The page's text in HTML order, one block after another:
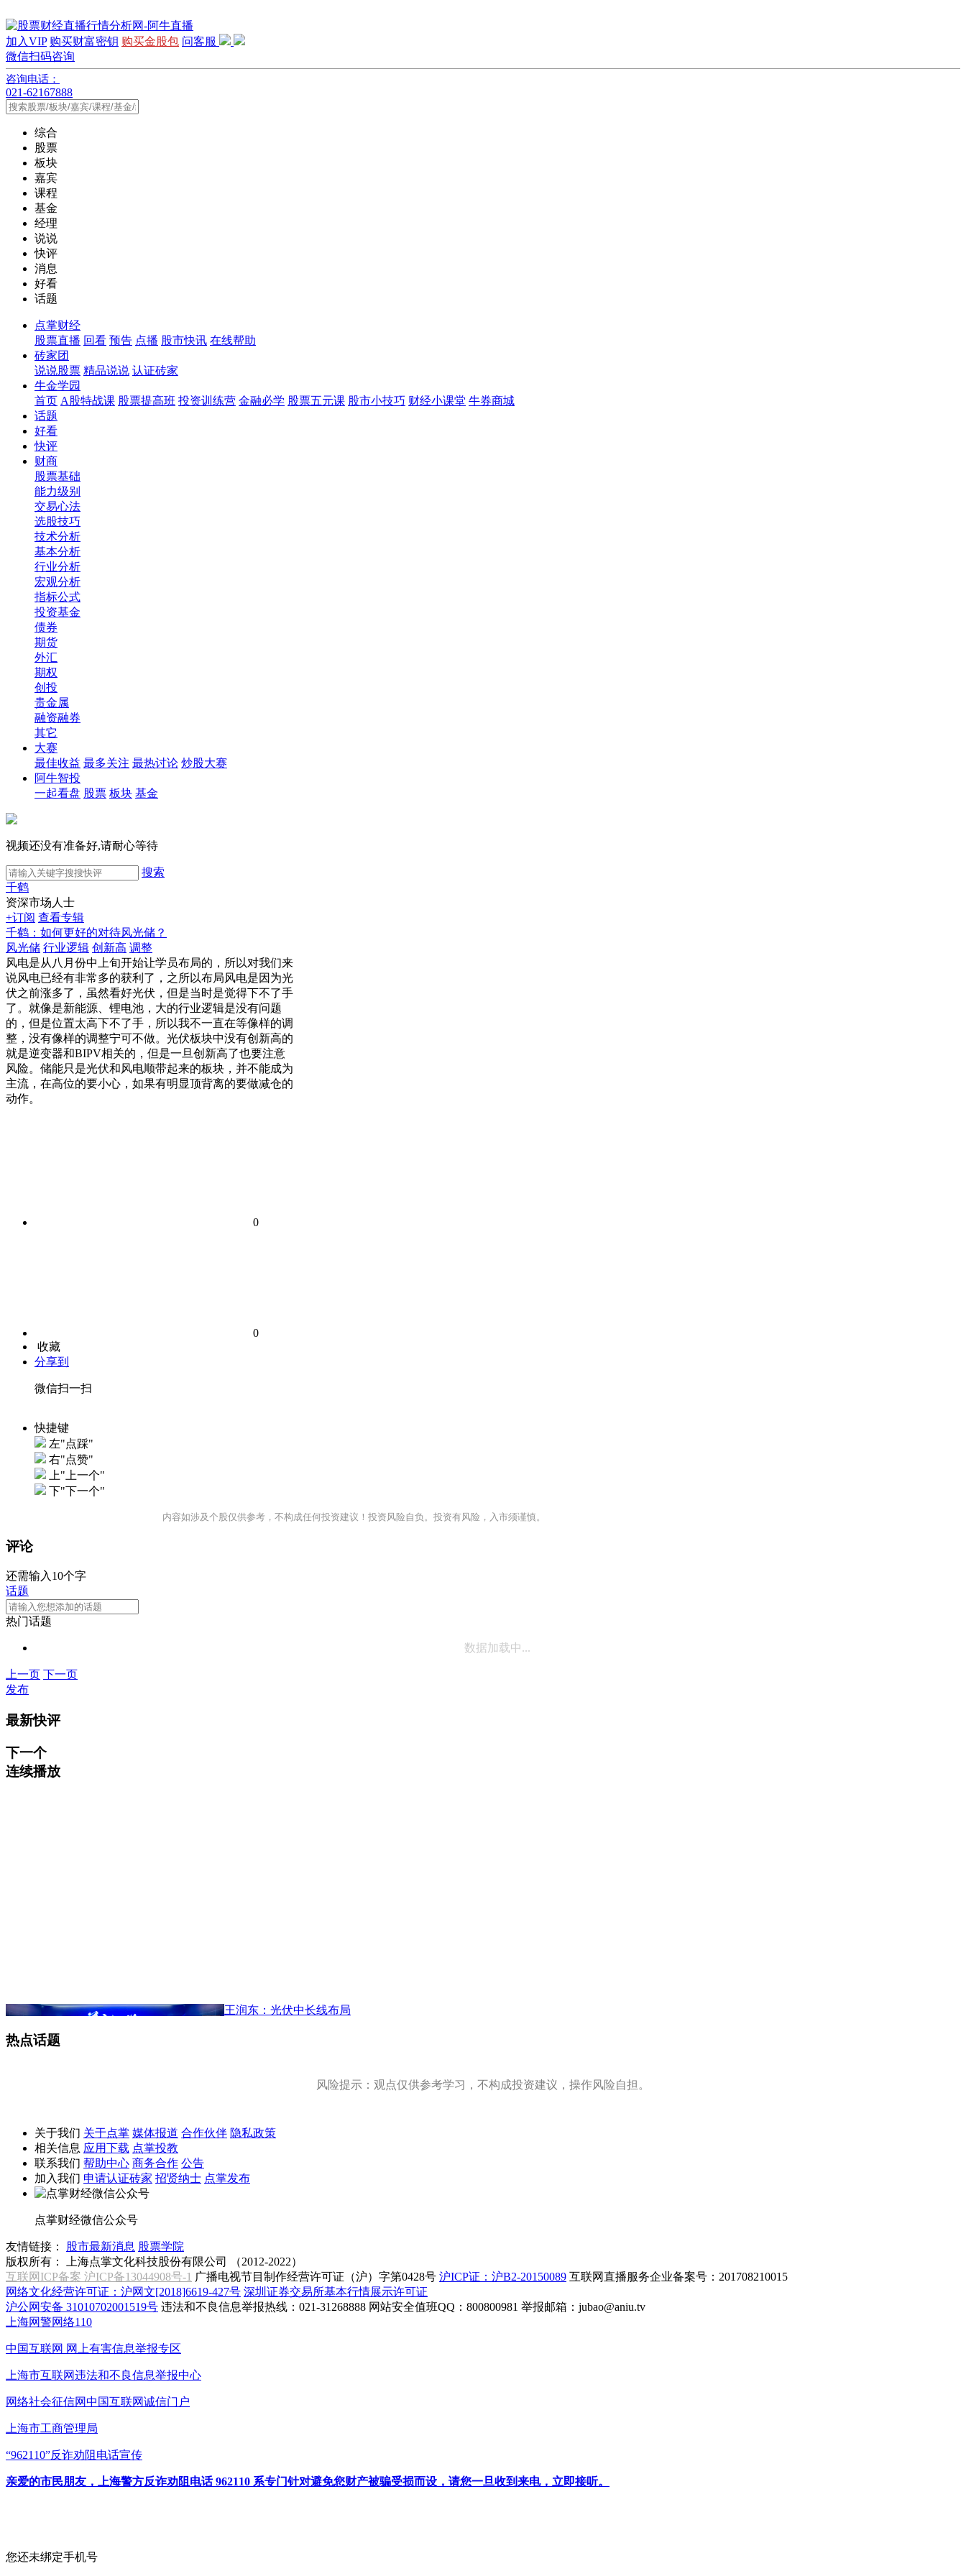
加入VIP 购买财富密钥 购买金股包 问客服
微信扫码咨询
咨询电话：
021-62167888
综合
股票
板块
嘉宾
课程
基金
经理
说说
快评
消息
好看
话题
点掌财经
股票直播 回看 预告 点播 股市快讯 在线帮助
砖家团
说说股票 精品说说 认证砖家
牛金学园
首页 A股特战课 股票提高班 投资训练营 金融必学 股票五元课 股市小技巧 财经小课堂 牛券商城
话题
好看
快评
财商
股票基础
能力级别
交易心法
选股技巧
技术分析
基本分析
行业分析
宏观分析
指标公式
投资基金
债券
期货
外汇
期权
创投
贵金属
融资融券
其它
大赛
最佳收益 最多关注 最热讨论 炒股大赛
阿牛智投
一起看盘 股票 板块 基金
视频还没有准备好,请耐心等待
搜索
千鹤
资深市场人士
+订阅 查看专辑
千鹤：如何更好的对待风光储？
风光储 行业逻辑 创新高 调整
风电是从八月份中上旬开始让学员布局的，所以对我们来
说风电已经有非常多的获利了，之所以布局风电是因为光
伏之前涨多了，虽然看好光伏，但是当时是觉得下不了手
了。就像是新能源、锂电池，大的行业逻辑是没有问题
的，但是位置太高下不了手，所以我不一直在等像样的调
整，没有像样的调整宁可不做。光伏板块中没有创新高的
就是逆变器和BIPV相关的，但是一旦创新高了也要注意
风险。储能只是光伏和风电顺带起来的板块，并不能成为
主流，在高位的要小心，如果有明显顶背离的要做减仓的
动作。
0
0
收藏
分享到
微信扫一扫
快捷键
左"点踩"
右"点赞"
上"上一个"
下"下一个"
内容如涉及个股仅供参考，不构成任何投资建议！投资风险自负。投资有风险，入市须谨慎。
评论
还需输入10个字
话题
热门话题
数据加载中...
上一页 下一页
发布
最新快评
下一个
连续播放
王润东：光伏中长线布局
热点话题
风险提示：观点仅供参考学习，不构成投资建议，操作风险自担。
关于我们 关于点掌 媒体报道 合作伙伴 隐私政策
相关信息 应用下载 点掌投教
联系我们 帮助中心 商务合作 公告
加入我们 申请认证砖家 招贤纳士 点掌发布
点掌财经微信公众号
友情链接： 股市最新消息 股票学院
版权所有：
上海点掌文化科技股份有限公司 （2012-2022）
互联网ICP备案 沪ICP备13044908号-1 广播电视节目制作经营许可证（沪）字第0428号 沪ICP证：沪B2-20150089 互联网直播服务企业备案号：201708210015
网络文化经营许可证：沪网文[2018]6619-427号 深圳证券交易所基本行情展示许可证
沪公网安备 31010702001519号 违法和不良信息举报热线：021-31268888 网站安全值班QQ：800800981 举报邮箱： jubao@aniu.tv
上海网警网络110
中国互联网 网上有害信息举报专区
上海市互联网违法和不良信息举报中心
网络社会征信网中国互联网诚信门户
上海市工商管理局
“962110”反诈劝阻电话宣传
亲爱的市民朋友，上海警方反诈劝阻电话 962110 系专门针对避免您财产被骗受损而设，请您一旦收到来电，立即接听。
您还未绑定手机号